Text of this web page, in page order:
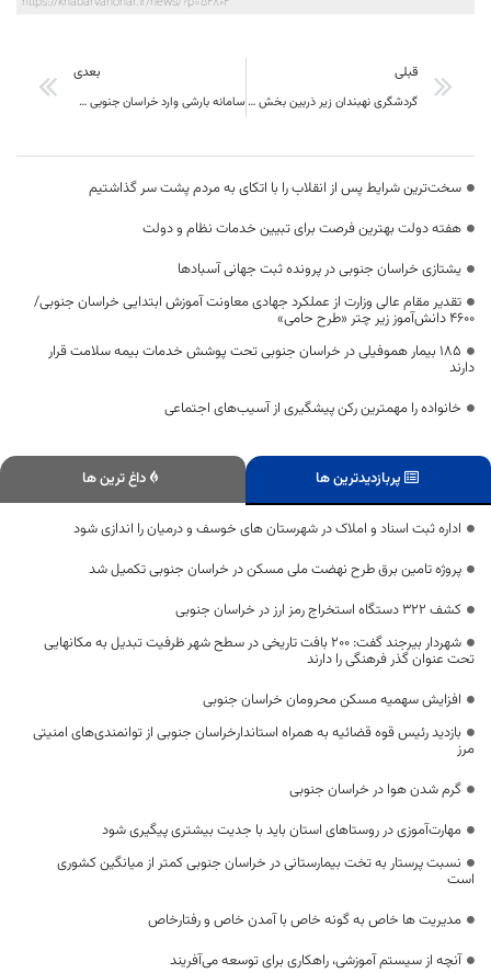
قبلی
گردشگری نهبندان زیر ذربین بخش خصوصی ،نماینده و فرماندار
بعدی
سامانه بارشی وارد خراسان جنوبی می‌شود
سخت‌ترین شرایط پس از انقلاب را با اتکای به مردم پشت سر گذاشتیم
هفته دولت بهترین فرصت برای تبیین خدمات نظام و دولت
یشتازی خراسان جنوبی در پرونده ثبت جهانی آسبادها
تقدیر مقام عالی وزارت از عملکرد جهادی معاونت آموزش ابتدایی خراسان جنوبی/
۴۶۰۰ دانش‌آموز زیر چتر «طرح حامی»
۱۸۵ بیمار هموفیلی در خراسان جنوبی تحت پوشش خدمات بیمه سلامت قرار
دارند
خانواده را مهمترین رکن پیشگیری از آسیب‌های اجتماعی
پربازدیدترین ها داغ ترین ها
اداره ثبت اسناد و املاک در شهرستان های خوسف و درمیان را اندازی شود
پروژه تامین برق طرح نهضت ملی مسکن در خراسان جنوبی تکمیل شد
کشف ۳۲۲ دستگاه استخراج رمز ارز در خراسان جنوبی
شهردار بیرجند گفت: 200 بافت تاریخی در سطح شهر ظرفیت تبدیل به مکانهایی
تحت عنوان گذر فرهنگی را دارند
افزایش سهمیه مسکن محرومان خراسان جنوبی
بازدید رئیس قوه قضائیه به همراه استاندارخراسان جنوبی از توانمندی‌های امنیتی
مرز
گرم شدن هوا در خراسان جنوبی
مهارت‌آموزی در روستاهای استان باید با جدیت بیشتری پیگیری شود
نسبت پرستار به تخت بیمارستانی در خراسان جنوبی کمتر از میانگین کشوری
است
مدیریت ها خاص به گونه خاص با آمدن خاص و رفتارخاص
آنچه از سیستم آموزشی، راهکاری برای توسعه می‌آفریند